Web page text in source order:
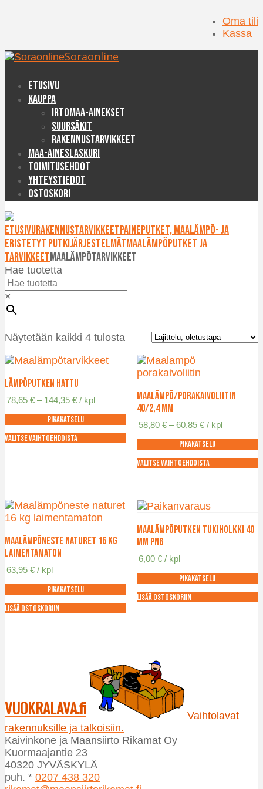
Oma tili
Kassa
Soraonline
Etusivu
Kauppa
Irtomaa-ainekset
Suursäkit
Rakennustarvikkeet
Maa-aineslaskuri
Toimitusehdot
Yhteystiedot
Ostoskori
EtusivuRakennustarvikkeetPaineputket, maalämpö- ja
eristetyt putkijärjestelmätMaalämpöputket ja
tarvikkeetMaalämpötarvikkeet
Hae tuotetta
×
Näytetään kaikki 4 tulosta
Lämpöputken hattu
78,65€ – 144,35€Hintaluokka:
-
144,35 €
/ kpl
Pikakatselu
Valitse vaihtoehdoista
muunnelma.
Voit
tehdä
valinnat
tuotteen
sivulla.
Maalämpö/porakaivoliitin
40/2,4 mm
58,80 € – 60,85 €Hintaluokka:
-
60,85 €
/ kpl
Pikakatselu
Valitse vaihtoehdoista
on
useampi
muunnelma.
Voit
tehdä
valinnat
tuotteen
sivulla.
Maalämpöneste Naturet 16 kg
laimentamaton
63,95€ / kpl
Pikakatselu
Lisää ostoskoriin
Maalämpöputken tukiholkki 40
mm PN6
6,00 € / kpl
Pikakatselu
Lisää ostoskoriin
VUOKRALAVA.fi
Vaihtolavat
rakennuksille ja talkoisiin.
Kaivinkone ja Maansiirto Rikamat Oy
Kuormaajantie 23
40320 JYVÄSKYLÄ
puh. * 0207 438 320